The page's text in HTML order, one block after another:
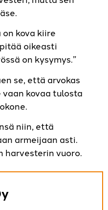
kova kiire
oikeasti
on kysymys.”
se, että arvokas
kovaa tulosta
niin, että
armeijaan asti.
harvesterin vuoro.